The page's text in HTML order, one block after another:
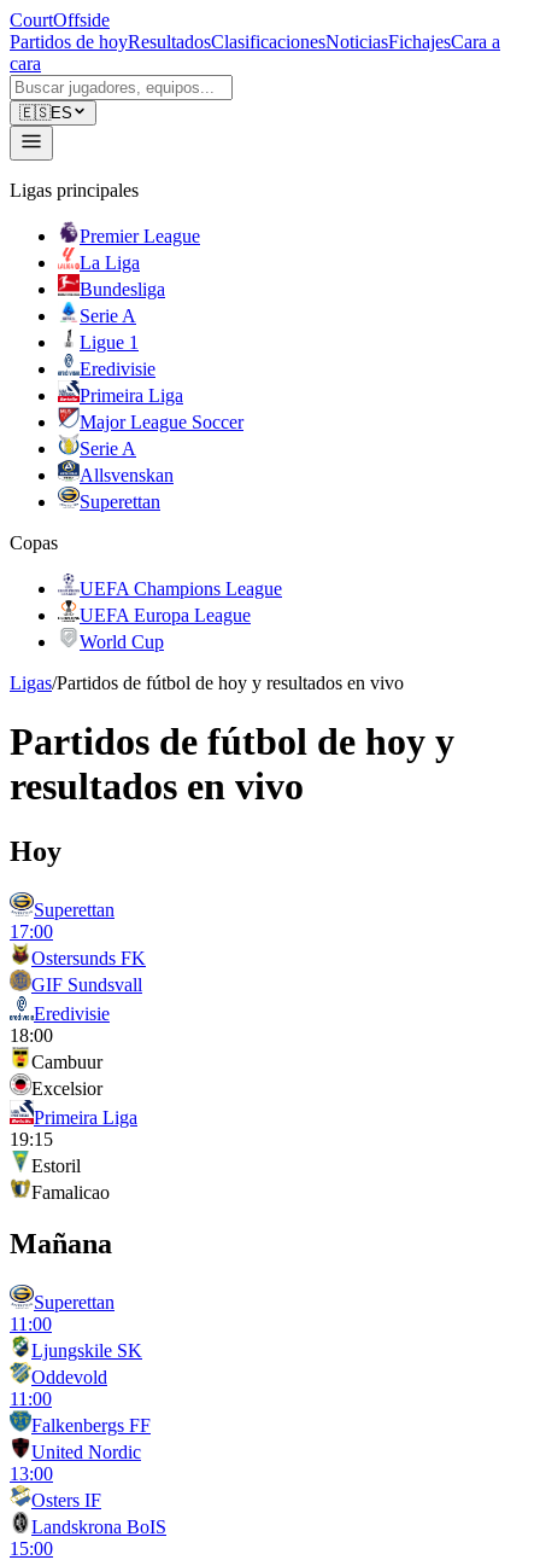
CourtOffside
Partidos de hoyResultadosClasificacionesNoticiasFichajesCara a
cara
🇪🇸ES
Ligas principales
Premier League
La Liga
Bundesliga
Serie A
Ligue 1
Eredivisie
Primeira Liga
Major League Soccer
Serie A
Allsvenskan
Superettan
Copas
UEFA Champions League
UEFA Europa League
World Cup
Ligas/Partidos de fútbol de hoy y resultados en vivo
Partidos de fútbol de hoy y
resultados en vivo
Hoy
Superettan
17:00
Ostersunds FK
GIF Sundsvall
Eredivisie
18:00
Cambuur
Excelsior
Primeira Liga
19:15
Estoril
Famalicao
Mañana
Superettan
11:00
Ljungskile SK
Oddevold
11:00
Falkenbergs FF
United Nordic
13:00
Osters IF
Landskrona BoIS
15:00